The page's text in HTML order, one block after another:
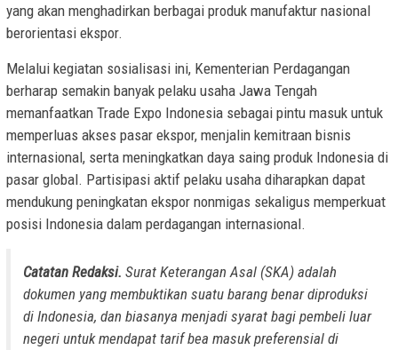
yang akan menghadirkan berbagai produk manufaktur nasional
berorientasi ekspor.
Melalui kegiatan sosialisasi ini, Kementerian Perdagangan
berharap semakin banyak pelaku usaha Jawa Tengah
memanfaatkan Trade Expo Indonesia sebagai pintu masuk untuk
memperluas akses pasar ekspor, menjalin kemitraan bisnis
internasional, serta meningkatkan daya saing produk Indonesia di
pasar global. Partisipasi aktif pelaku usaha diharapkan dapat
mendukung peningkatan ekspor nonmigas sekaligus memperkuat
posisi Indonesia dalam perdagangan internasional.
Catatan Redaksi. Surat Keterangan Asal (SKA) adalah
dokumen yang membuktikan suatu barang benar diproduksi
di Indonesia, dan biasanya menjadi syarat bagi pembeli luar
negeri untuk mendapat tarif bea masuk preferensial di